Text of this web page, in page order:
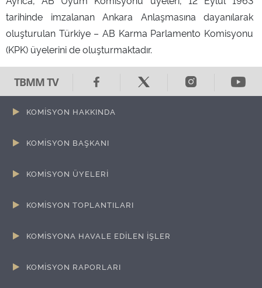
tarihinde imzalanan Ankara Anlaşmasına dayanılarak
oluşturulan Türkiye – AB Karma Parlamento Komisyonu
(KPK) üyelerini de oluşturmaktadır.
TBMM TV
KOMİSYON HAKKINDA
KOMİSYON BAŞKANI
KOMİSYON ÜYELERİ
KOMİSYON TOPLANTILARI
KOMİSYONA HAVALE EDİLEN İŞLER
KOMİSYON RAPORLARI